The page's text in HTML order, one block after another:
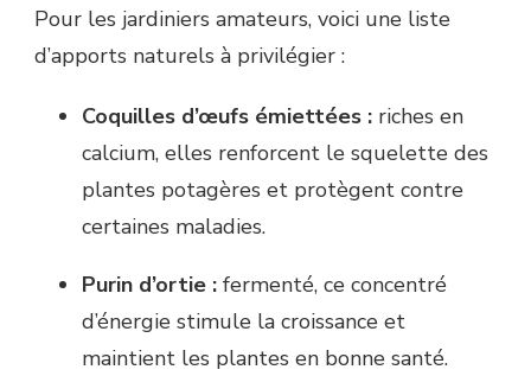
Pour les jardiniers amateurs, voici une liste
d’apports naturels à privilégier :
Coquilles d’œufs émiettées : riches en
calcium, elles renforcent le squelette des
plantes potagères et protègent contre
certaines maladies.
Purin d’ortie : fermenté, ce concentré
d’énergie stimule la croissance et
maintient les plantes en bonne santé.